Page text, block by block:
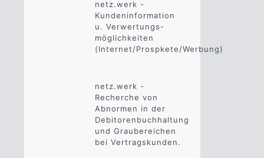
netz.werk -
Kundeninformation
u. Verwertungs-
möglichkeiten
(Internet/Prospkete/Werbung)
netz.werk -
Recherche von
Abnormen in der
Debitorenbuchhaltung
und Graubereichen
bei Vertragskunden.